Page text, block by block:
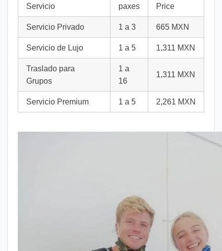
Servicio paxes Price
Servicio Privado 1 a 3 665 MXN
Servicio de Lujo 1 a 5 1,311 MXN
Traslado para
Grupos
1 a
16
1,311 MXN
Servicio Premium 1 a 5 2,261 MXN